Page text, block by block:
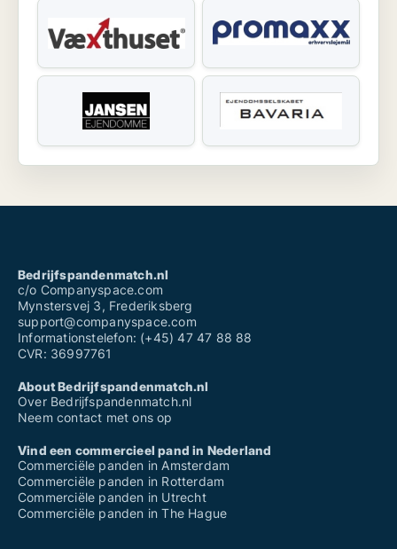
Bedrijfspandenmatch.nl
c/o Companyspace.com
Mynstersvej 3, Frederiksberg
support@companyspace.com
Informationstelefon: (+45) 47 47 88 88
CVR: 36997761
About Bedrijfspandenmatch.nl
Over Bedrijfspandenmatch.nl
Neem contact met ons op
Vind een commercieel pand in Nederland
Commerciële panden in Amsterdam
Commerciële panden in Rotterdam
Commerciële panden in Utrecht
Commerciële panden in The Hague